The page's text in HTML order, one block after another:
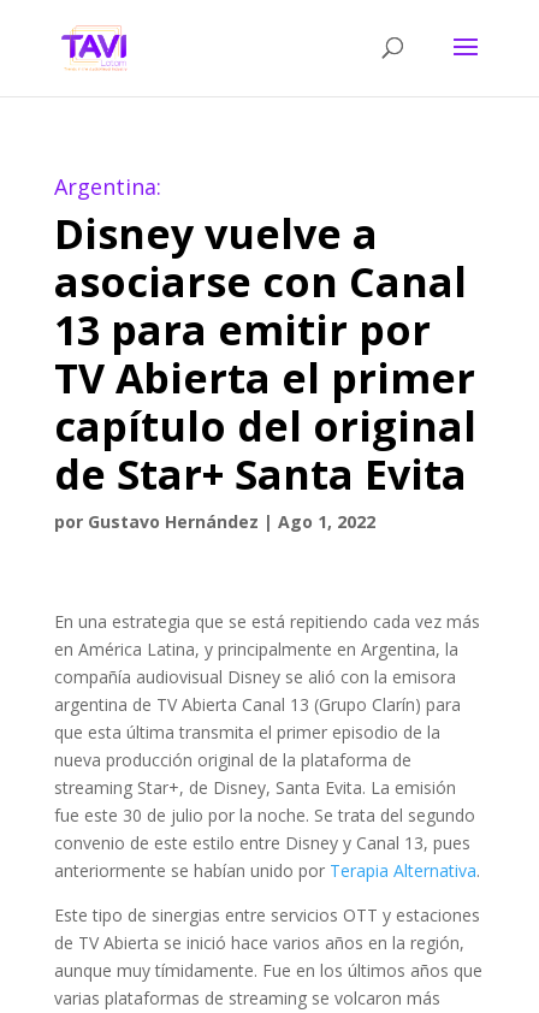
Argentina:
Disney vuelve a
asociarse con Canal
13 para emitir por
TV Abierta el primer
capítulo del original
de Star+ Santa Evita
por Gustavo Hernández | Ago 1, 2022
En una estrategia que se está repitiendo cada vez más
en América Latina, y principalmente en Argentina, la
compañía audiovisual Disney se alió con la emisora
argentina de TV Abierta Canal 13 (Grupo Clarín) para
que esta última transmita el primer episodio de la
nueva producción original de la plataforma de
streaming Star+, de Disney, Santa Evita. La emisión
fue este 30 de julio por la noche. Se trata del segundo
convenio de este estilo entre Disney y Canal 13, pues
anteriormente se habían unido por Terapia Alternativa.
Este tipo de sinergias entre servicios OTT y estaciones
de TV Abierta se inició hace varios años en la región,
aunque muy tímidamente. Fue en los últimos años que
varias plataformas de streaming se volcaron más